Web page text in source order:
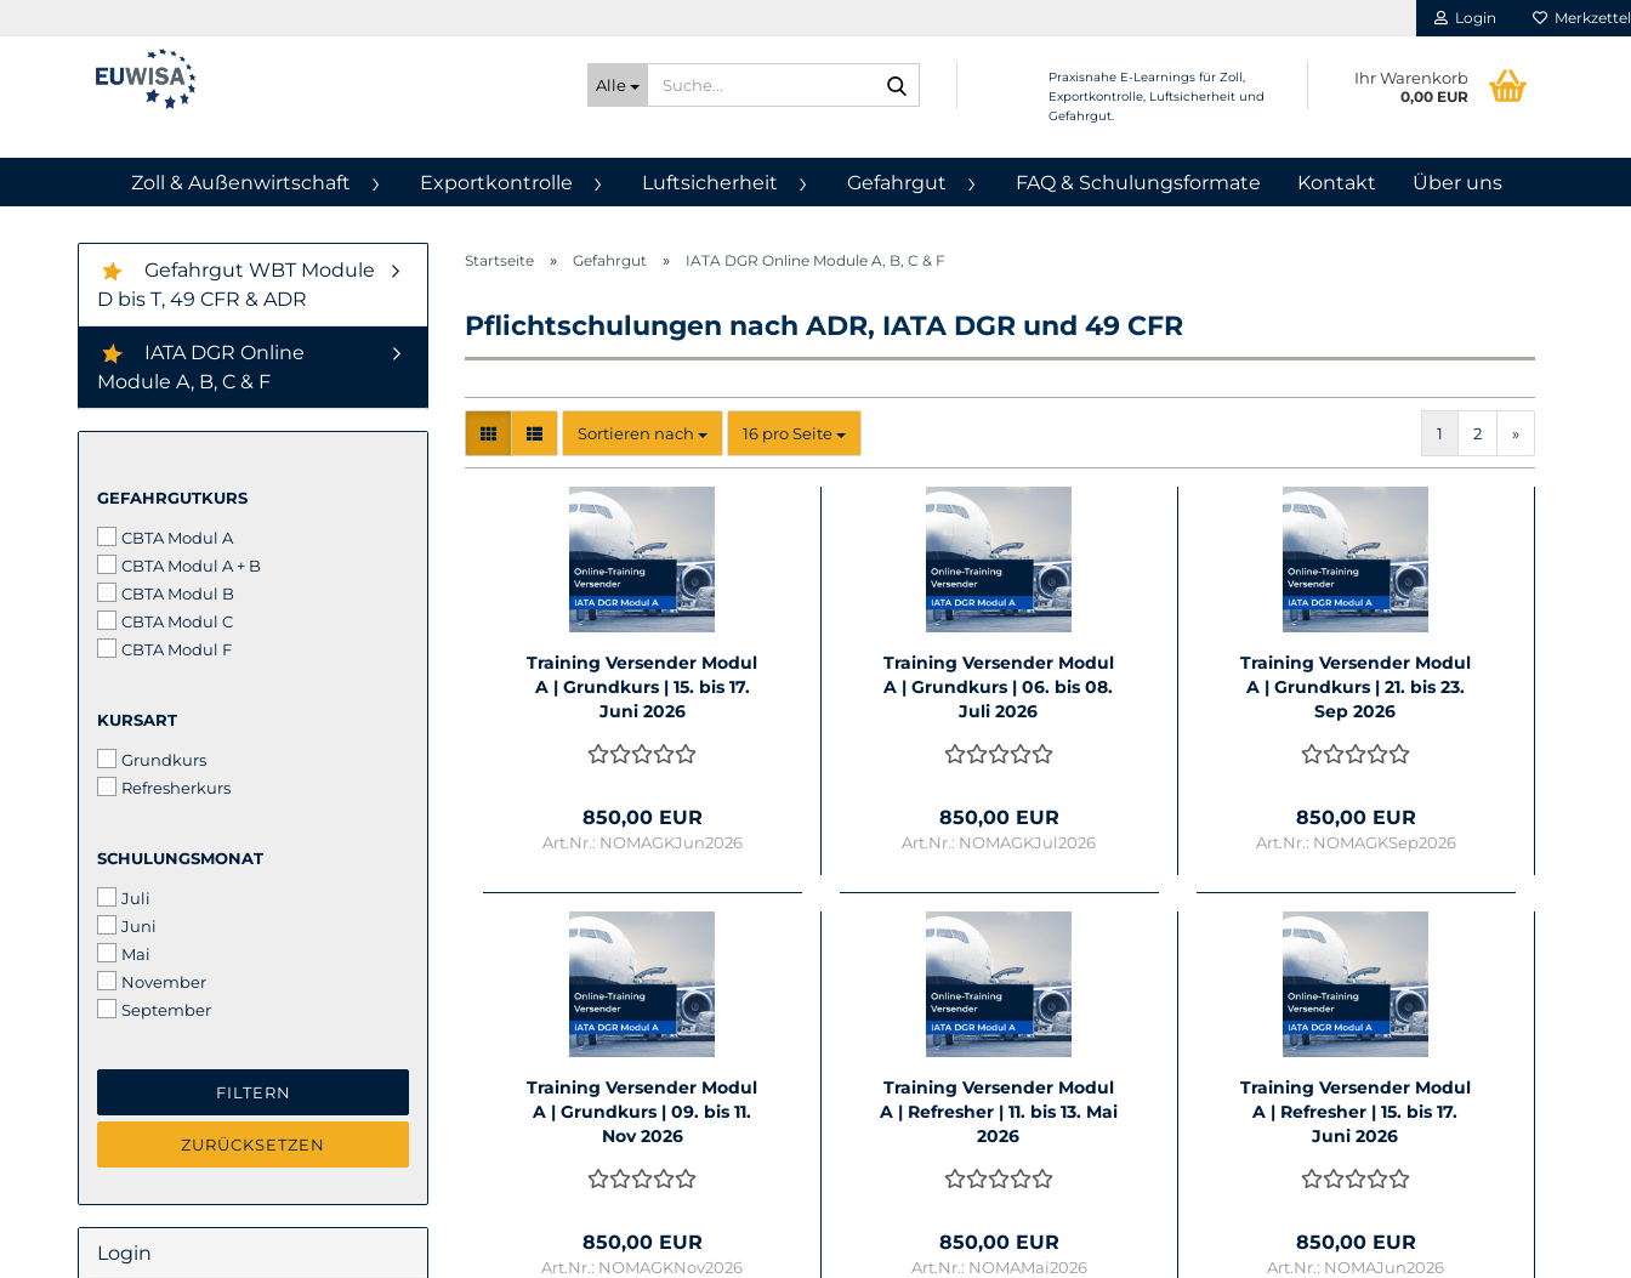
Login Merkzettel
Alle
Praxisnahe E-Learnings für Zoll,
Exportkontrolle, Luftsicherheit und
Gefahrgut.
Ihr Warenkorb
0,00 EUR
Zoll & Außenwirtschaft Exportkontrolle Luftsicherheit Gefahrgut FAQ & Schulungsformate Kontakt Über uns
Startseite » Gefahrgut » IATA DGR Online Module A, B, C & F
Pflichtschulungen nach ADR, IATA DGR und 49 CFR
Sortieren nach
Sortieren nach 16 pro Seite
pro Seite 1 2 »
Trai­ning Ver­sen­der Modul
A | Grund­kurs | 15. bis 17.
Juni 2026
850,00 EUR
Art.Nr.: NOMAGKJun2026
Trai­ning Ver­sen­der Modul
A | Grund­kurs | 06. bis 08.
Juli 2026
850,00 EUR
Art.Nr.: NOMAGKJul2026
Trai­ning Ver­sen­der Modul
A | Grund­kurs | 21. bis 23.
Sep 2026
850,00 EUR
Art.Nr.: NOMAGKSep2026
Trai­ning Ver­sen­der Modul
A | Grund­kurs | 09. bis 11.
Nov 2026
850,00 EUR
Art.Nr.: NOMAGKNov2026
Trai­ning Ver­sen­der Modul
A | Re­fres­her | 11. bis 13. Mai
2026
850,00 EUR
Art.Nr.: NOMAMai2026
Trai­ning Ver­sen­der Modul
A | Re­fres­her | 15. bis 17.
Juni 2026
850,00 EUR
Art.Nr.: NOMAJun2026
Gefahrgut WBT Module
D bis T, 49 CFR & ADR
IATA DGR Online
Module A, B, C & F
GEFAHRGUTKURS
GEFAHRGUTKURS
CBTA Modul A
CBTA Modul A + B
CBTA Modul B
CBTA Modul C
CBTA Modul F
KURSART
KURSART
Grundkurs
Refresherkurs
SCHULUNGSMONAT
SCHULUNGSMONAT
Juli
Juni
Mai
November
September
FILTERN
ZURÜCKSETZEN
Login